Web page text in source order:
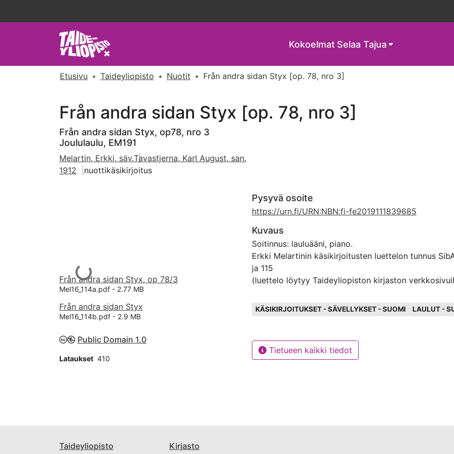
Kokoelmat Selaa Tajua
Etusivu Taideyliopisto Nuotit Från andra sidan Styx [op. 78, nro 3]
Från andra sidan Styx [op. 78, nro 3]
Från andra sidan Styx, op78, nro 3
Joululaulu, EM191
Melartin, Erkki, säv.Tavastjerna, Karl August, san.
1912
nuottikäsikirjoitus
Ladataan...
Från andra sidan Styx, op 78/3
Mel16_114a.pdf - 2.77 MB
Från andra sidan Styx
Mel16_114b.pdf - 2.9 MB
Public Domain 1.0
Lataukset 410
Pysyvä osoite
https://urn.fi/URN:NBN:fi-fe2019111839685
Kuvaus
Soitinnus: lauluääni, piano.
Erkki Melartinin käsikirjoitusten luettelon tunnus SibA
ja 115
(luettelo löytyy Taideyliopiston kirjaston
Avainsanat
KÄSIKIRJOITUKSET - SÄVELLYKSET - SUOMI LAULUT -
Tietueen kaikki tiedot
Taideyliopisto Kirjasto